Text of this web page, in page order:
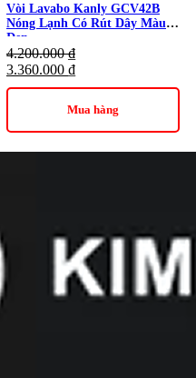
Vòi Lavabo Kanly GCV42B
Nóng Lạnh Có Rút Dây Màu
Đen
4.200.000₫
3.360.000 ₫
Mua hàng